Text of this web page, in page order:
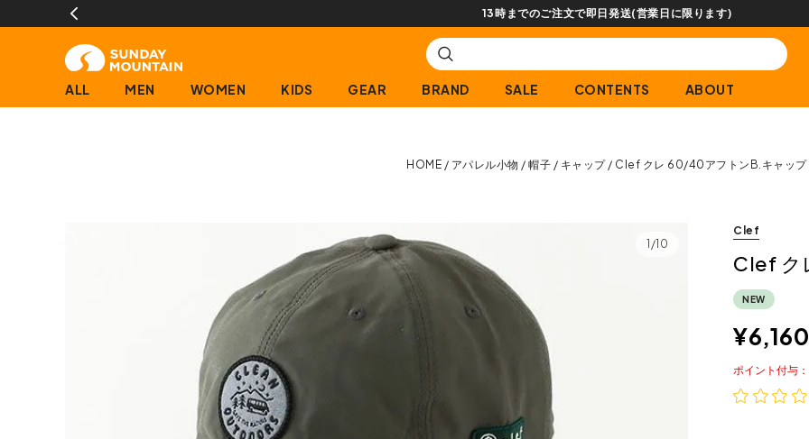
【会員限定】交換送料片道無料サービス
ALL MEN WOMEN KIDS GEAR BRAND SALE CONTENTS ABOUT
HOME アパレル小物 帽子 キャップ Clef クレ 60/40アフトンB.キャップ
1/10
Clef
Clef ク
NEW
¥6,160
ポイント